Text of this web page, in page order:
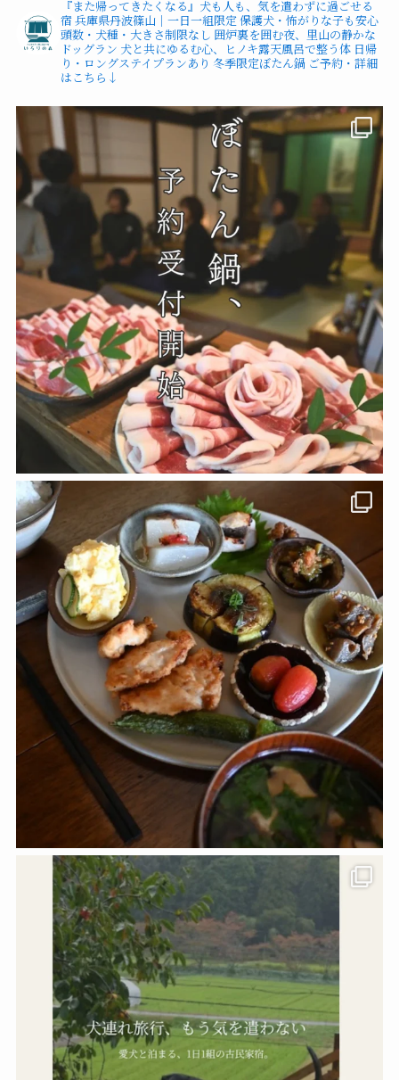
『また帰ってきたくなる』犬も人も、気を遣わずに過ごせる
宿兵庫県丹波篠山｜一日一組限定保護犬・怖がりな子も安心
頭数・犬種・大きさ制限なし 囲炉裏を囲む夜、里山の静かな
ドッグラン 犬と共にゆるむ心、ヒノキ露天風呂で整う体日帰
り・ロングステイプランあり 冬季限定ぼたん鍋ご予約・詳細
はこちら↓